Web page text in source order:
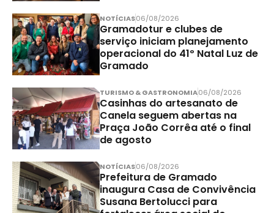
NOTÍCIAS06/08/2026
Gramadotur e clubes de
serviço iniciam planejamento
operacional do 41º Natal Luz de
Gramado
TURISMO & GASTRONOMIA06/08/2026
Casinhas do artesanato de
Canela seguem abertas na
Praça João Corrêa até o final
de agosto
NOTÍCIAS06/08/2026
Prefeitura de Gramado
inaugura Casa de Convivência
Susana Bertolucci para